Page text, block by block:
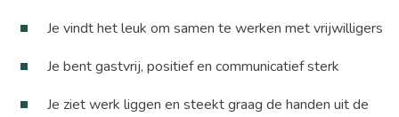
Je vindt het leuk om samen te werken met vrijwilligers
Je bent gastvrij, positief en communicatief sterk
Je ziet werk liggen en steekt graag de handen uit de